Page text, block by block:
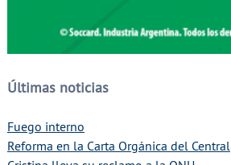
Últimas noticias
Fuego interno
Reforma en la Carta Orgánica del Central